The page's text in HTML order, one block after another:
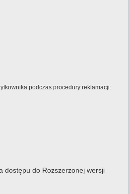
podczas procedury reklamacji:
dostępu do Rozszerzonej wersji